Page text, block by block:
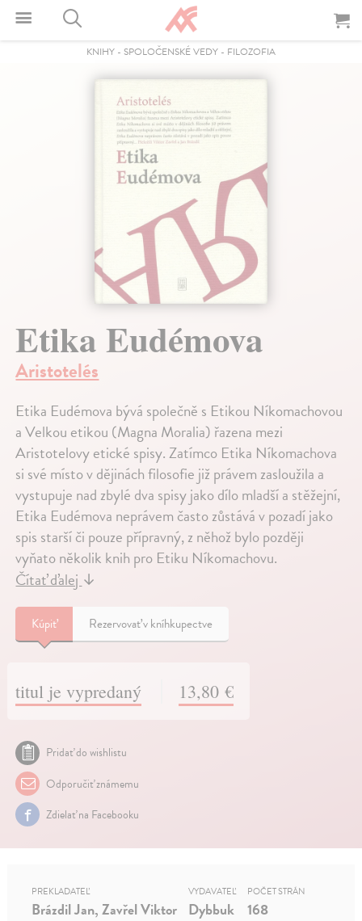
KNIHY - SPOLOČENSKÉ VEDY - FILOZOFIA
Etika Eudémova
Aristotelés
Etika Eudémova bývá společně s Etikou Níkomachovou
a Velkou etikou (Magna Moralia) řazena mezi
Aristotelovy etické spisy. Zatímco Etika Níkomachova
si své místo v dějinách filosofie již právem zasloužila a
vystupuje nad zbylé dva spisy jako dílo mladší a stěžejní,
Etika Eudémova neprávem často zůstává v pozadí jako
spis starší či pouze přípravný, z něhož bylo později
vyňato několik knih pro Etiku Níkomachovu.
Čítať ďalej↓
Kúpiť Rezervovať v kníhkupectve
titul je vypredaný 13,80 €
Pridať do wishlistu
Odporučiť známemu
Zdielať na Facebooku
PREKLADATEĽ
Brázdil Jan, Zavřel Viktor
VYDAVATEĽ
Dybbuk
POČET STRÁN
168